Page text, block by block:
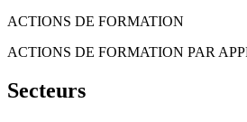
ACTIONS DE FORMATION
ACTIONS DE FORMATION PAR
Secteurs